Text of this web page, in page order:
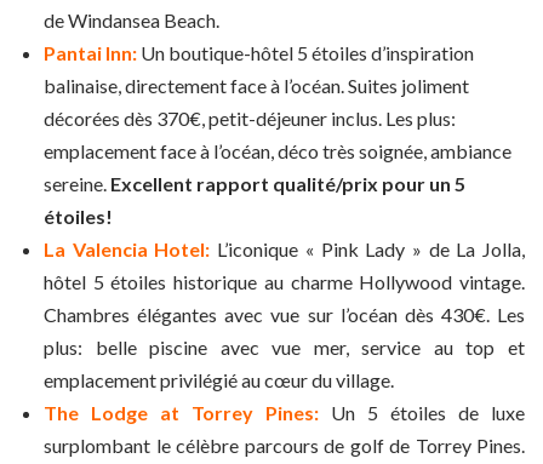
de Windansea Beach.
Pantai Inn: Un boutique-hôtel 5 étoiles d’inspiration
balinaise, directement face à l’océan. Suites joliment
décorées dès 370€, petit-déjeuner inclus. Les plus:
emplacement face à l’océan, déco très soignée, ambiance
sereine. Excellent rapport qualité/prix pour un 5
étoiles!
La Valencia Hotel: L’iconique « Pink Lady » de La Jolla,
hôtel 5 étoiles historique au charme Hollywood vintage.
Chambres élégantes avec vue sur l’océan dès 430€. Les
plus: belle piscine avec vue mer, service au top et
emplacement privilégié au cœur du village.
The Lodge at Torrey Pines: Un 5 étoiles de luxe
surplombant le célèbre parcours de golf de Torrey Pines.